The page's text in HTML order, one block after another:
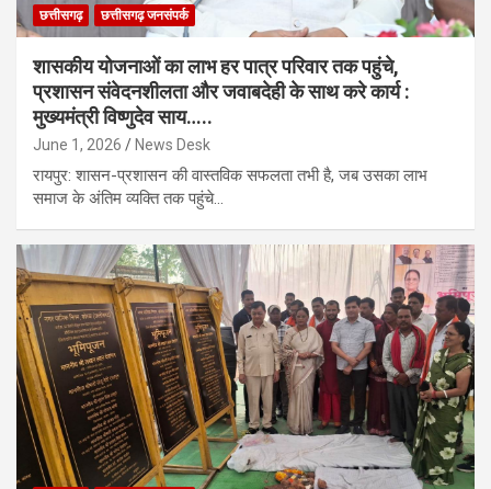
छत्तीसगढ़ छत्तीसगढ़ जनसंपर्क
शासकीय योजनाओं का लाभ हर पात्र परिवार तक पहुंचे,
प्रशासन संवेदनशीलता और जवाबदेही के साथ करे कार्य :
मुख्यमंत्री विष्णुदेव साय…..
June 1, 2026 News Desk
रायपुर: शासन-प्रशासन की वास्तविक सफलता तभी है, जब उसका लाभ
समाज के अंतिम व्यक्ति तक पहुंचे…